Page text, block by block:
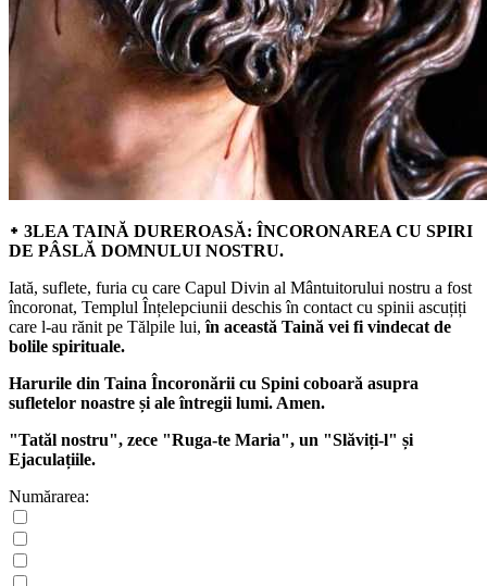
᛭ 3LEA TAINĂ DUREROASĂ: ÎNCORONAREA CU SPIRI
DE PÂSLĂ DOMNULUI NOSTRU.
Iată, suflete, furia cu care Capul Divin al Mântuitorului nostru a fost
încoronat, Templul Înțelepciunii deschis în contact cu spinii ascuțiți
care l-au rănit pe Tălpile lui,în această Taină vei fi vindecat de
bolile spirituale.
Harurile din Taina Încoronării cu Spini coboară asupra
sufletelor noastre și ale întregii lumi. Amen.
"Tatăl nostru", zece "Ruga-te Maria", un "Slăviți-l" și
Ejaculațiile.
Numărarea: